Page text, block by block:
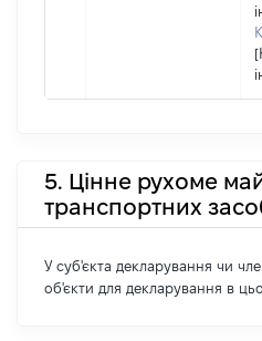
5. Цінне рухоме
транспортних
У суб'єкта декларування чи
об'єкти для декларування в